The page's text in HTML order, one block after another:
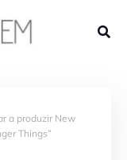
a produzir New
Things”